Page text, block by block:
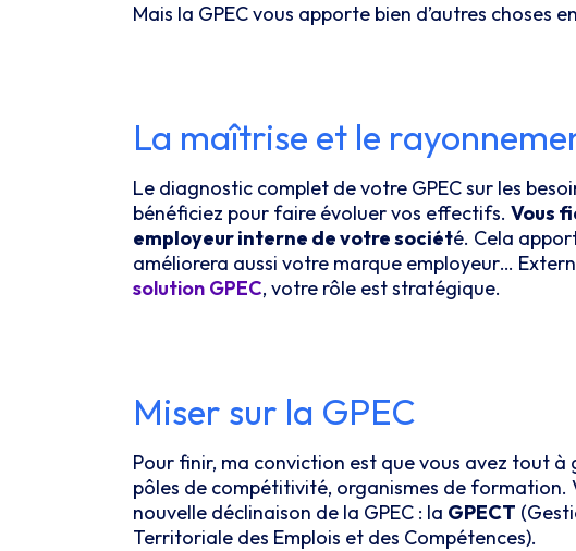
Mais la GPEC vous apporte bien d’autres
La maîtrise et le
Le diagnostic complet de votre GPEC sur les
bénéficiez pour faire évoluer vos effectifs. Vous
employeur interne de votre société. Cela
améliorera aussi votre marque employeur…
solution GPEC, votre rôle est stratégique.
Miser sur la GPEC
Pour finir, ma conviction est que vous avez tout
pôles de compétitivité, organismes de formation.
nouvelle déclinaison de la GPEC : la GPECT
Territoriale des Emplois et des Compétences).